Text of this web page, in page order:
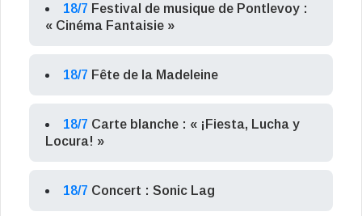
18/7 Festival de musique de Pontlevoy :
« Cinéma Fantaisie »
18/7 Fête de la Madeleine
18/7 Carte blanche : « ¡Fiesta, Lucha y
Locura! »
18/7 Concert : Sonic Lag